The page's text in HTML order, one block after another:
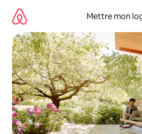
directement
contenu
Mettre mon